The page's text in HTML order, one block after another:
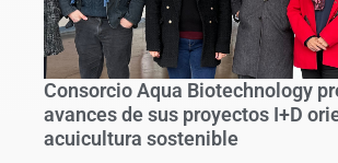
Consorcio Aqua Biotechnology
avances de sus proyectos I+D
acuicultura sostenible